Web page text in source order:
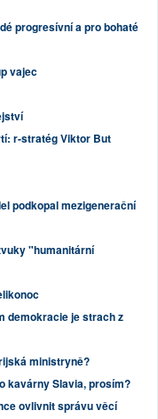
progresívní a pro bohaté
vajec
r-stratég Viktor But
podkopal mezigenerační
"humanitární
demokracie je strach z
ministryně?
kavárny Slavia, prosím?
ovlivnit správu věcí